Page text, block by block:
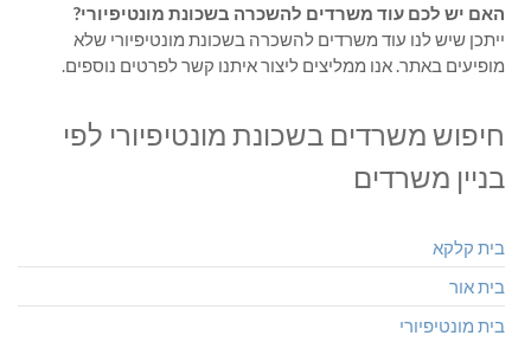
האם יש לכם עוד משרדים להשכרה בשכונת מונטיפיורי?
ייתכן שיש לנו עוד משרדים להשכרה בשכונת מונטיפיורי שלא
מופיעים באתר. אנו ממליצים ליצור איתנו קשר לפרטים נוספים.
חיפוש משרדים בשכונת מונטיפיורי לפי
בניין משרדים
בית קלקא
בית אור
בית מונטיפיורי